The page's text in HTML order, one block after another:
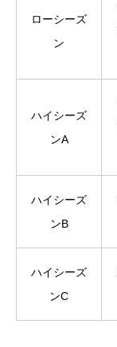
ローシーズ
ン
ハイシーズ
ンA
ハイシーズ
ンB
ハイシーズ
ンC